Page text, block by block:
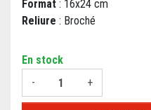
Format : 16x24 cm
Reliure : Broché
En stock
-
+